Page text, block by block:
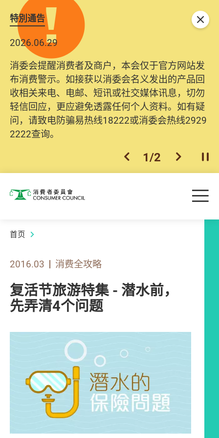
特別通告
2026.06.29
消委会提醒消费者及商户，本会仅于官方网站发
布消费警示。如接获以消委会名义发出的产品回
收相关来电、电邮、短讯或社交媒体讯息，切勿
轻信回应，更应避免透露任何个人资料。如有疑
问，请致电防骗易热线18222或消委会热线2929
2222查询。
上一个
1/2 下一个开
关闭
消费者委员会 目
首页
2016.03 消费全攻略
复活节旅游特集 - 潜水前，
先弄清4个问题